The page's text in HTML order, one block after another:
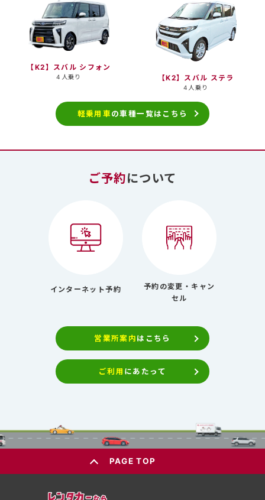
【K2】スバル シフォン
4人乗り 【K2】スバル ステラ
4人乗り
軽乗用車 の車種一覧はこちら
ご予約について
インターネット予約
予約の変更・キャン
セル
営業所案内 はこちら
ご利用 にあたって
PAGE TOP